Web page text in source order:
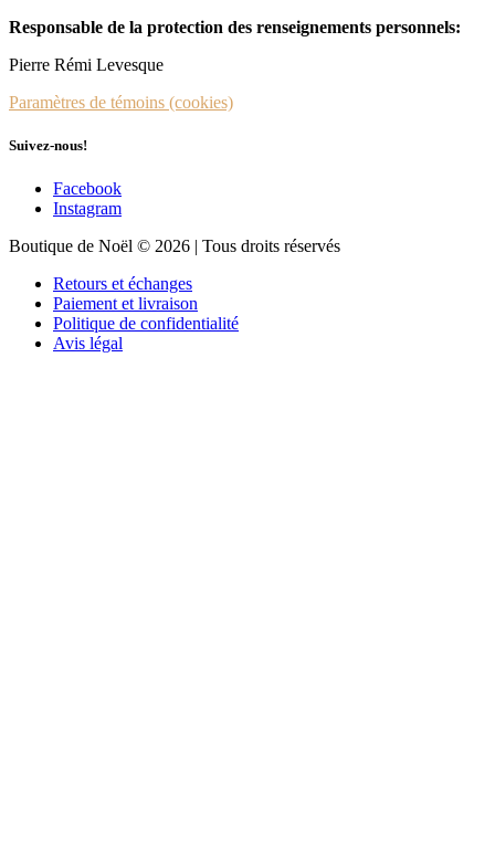
Responsable de la protection des renseignements personnels:
Pierre Rémi Levesque
Paramètres de témoins (cookies)
Suivez-nous!
Facebook
Instagram
Boutique de Noël © 2026 | Tous droits réservés
Retours et échanges
Paiement et livraison
Politique de confidentialité
Avis légal